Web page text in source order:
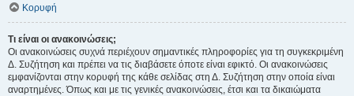
Κορυφή
Τι είναι οι ανακοινώσεις;
Οι ανακοινώσεις συχνά περιέχουν σημαντικές πληροφορίες για τη συγκεκριμένη
Δ. Συζήτηση και πρέπει να τις διαβάσετε όποτε είναι εφικτό. Οι ανακοινώσεις
εμφανίζονται στην κορυφή της κάθε σελίδας στη Δ. Συζήτηση στην οποία είναι
αναρτημένες. Όπως και με τις γενικές ανακοινώσεις, έτσι και τα δικαιώματα